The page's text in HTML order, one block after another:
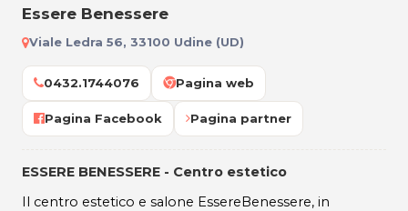
Essere Benessere
Viale Ledra 56, 33100 Udine (UD)
0432.1744076 Pagina web
Pagina Facebook Pagina partner
ESSERE BENESSERE - Centro estetico
Il centro estetico e salone EssereBenessere, in